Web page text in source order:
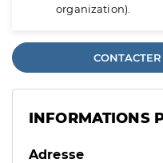
organization).
INFORMATIONS
Adresse